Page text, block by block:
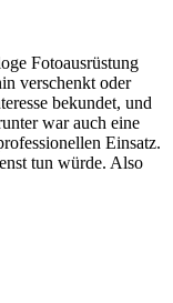
Fotoausrüstung
verschenkt oder
bekundet, und
war auch eine
Einsatz.
tun würde. Also